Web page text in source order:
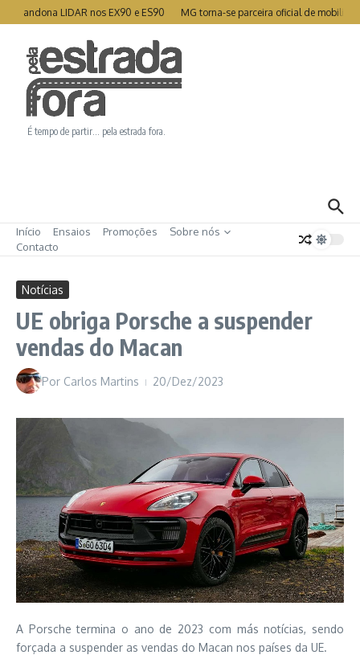
Ir para o conteúdo
abandona LIDAR nos EX90 e ES90 MG torna-se parceira oficial de
É tempo de partir… pela estrada fora.
Início Ensaios Promoções
Sobre nós
Contacto
Notícias
UE obriga Porsche a suspender
vendas do Macan
Por Carlos Martins 20/Dez/2023
A Porsche termina o ano de 2023 com más notícias, sendo
forçada a suspender as vendas do Macan nos países da UE.